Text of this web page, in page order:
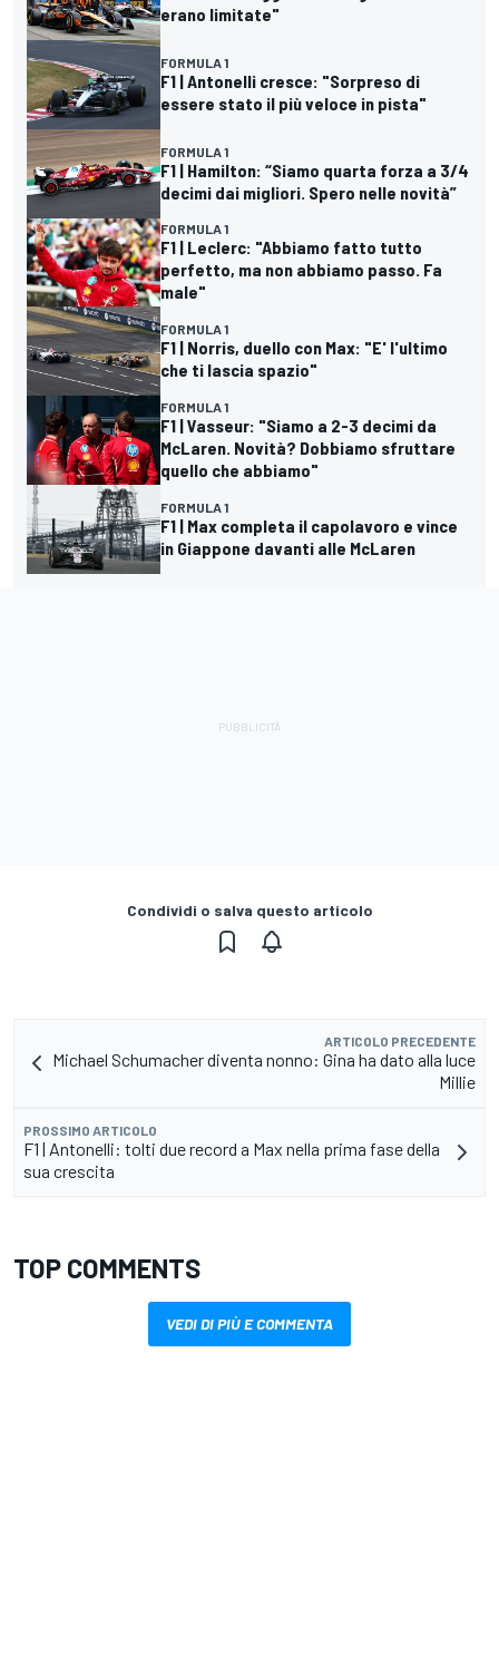
erano limitate"
FORMULA 1
F1 | Antonelli cresce: "Sorpreso di
essere stato il più veloce in pista"
FORMULA 1
F1 | Hamilton: “Siamo quarta forza a 3/4
decimi dai migliori. Spero nelle novità”
FORMULA 1
F1 | Leclerc: "Abbiamo fatto tutto
perfetto, ma non abbiamo passo. Fa
male"
FORMULA 1
F1 | Norris, duello con Max: "E' l'ultimo
che ti lascia spazio"
FORMULA 1
F1 | Vasseur: "Siamo a 2-3 decimi da
McLaren. Novità? Dobbiamo sfruttare
quello che abbiamo"
FORMULA 1
F1 | Max completa il capolavoro e vince
in Giappone davanti alle McLaren
Condividi o salva questo articolo
ARTICOLO PRECEDENTE
Michael Schumacher diventa nonno: Gina ha dato alla luce
Millie
PROSSIMO ARTICOLO
F1 | Antonelli: tolti due record a Max nella prima fase della
sua crescita
TOP COMMENTS
VEDI DI PIÙ E COMMENTA